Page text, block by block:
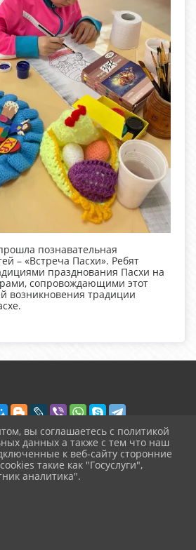
познавательная
– «Встреча Пасхи». Ребят
празднования Пасхи на
сопровождающими этот
возникновения традиции
данных
вы соглашаетесь с политикой
данных а также с тем что наш
к веб-сайту сторонние
такие как "Госуслуги",
аналитика".